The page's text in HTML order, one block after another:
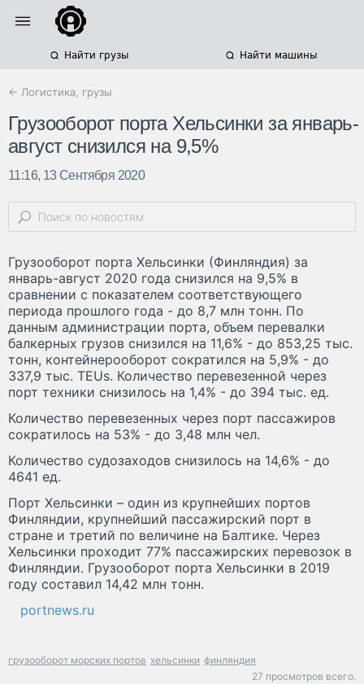
Найти грузы Найти машины
← Логистика, грузы
Грузооборот порта Хельсинки за январь-
август снизился на 9,5%
11:16, 13 Сентября 2020
Грузооборот порта Хельсинки (Финляндия) за
январь-август 2020 года снизился на 9,5% в
сравнении с показателем соответствующего
периода прошлого года - до 8,7 млн тонн. По
данным администрации порта, объем перевалки
балкерных грузов снизился на 11,6% - до 853,25 тыс.
тонн, контейнерооборот сократился на 5,9% - до
337,9 тыс. TEUs. Количество перевезенной через
порт техники снизилось на 1,4% - до 394 тыс. ед.
Количество перевезенных через порт пассажиров
сократилось на 53% - до 3,48 млн чел.
Количество судозаходов снизилось на 14,6% - до
4641 ед.
Порт Хельсинки – один из крупнейших портов
Финляндии, крупнейший пассажирский порт в
стране и третий по величине на Балтике. Через
Хельсинки проходит 77% пассажирских перевозок в
Финляндии. Грузооборот порта Хельсинки в 2019
году составил 14,42 млн тонн.
portnews.ru
грузооборот морских портов хельсинки финляндия
27 просмотров всего.